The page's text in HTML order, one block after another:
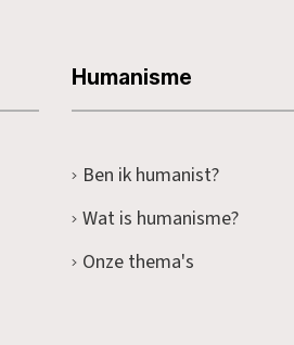
Humanisme
Ben ik humanist?
Wat is humanisme?
Onze thema's